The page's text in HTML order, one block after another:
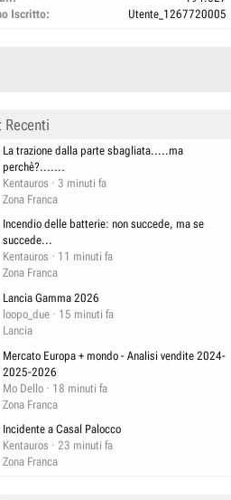
Iscritto
Utente_1267720005
Recenti
La trazione dalla parte sbagliata.....ma
perchè?.......
Kentauros
3 minuti fa
Zona Franca
Incendio delle batterie: non succede, ma se
succede...
Kentauros
11 minuti fa
Zona Franca
Lancia Gamma 2026
loopo_due
15 minuti fa
Lancia
Mercato Europa + mondo - Analisi vendite 2024-
2025-2026
Mo Dello
18 minuti fa
Zona Franca
Incidente a Casal Palocco
Kentauros
23 minuti fa
Zona Franca